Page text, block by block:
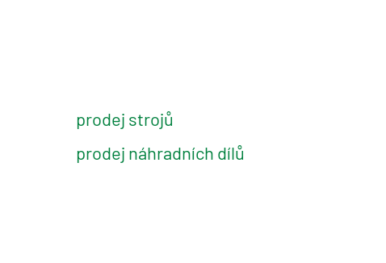
prodej strojů
prodej náhradních dílů